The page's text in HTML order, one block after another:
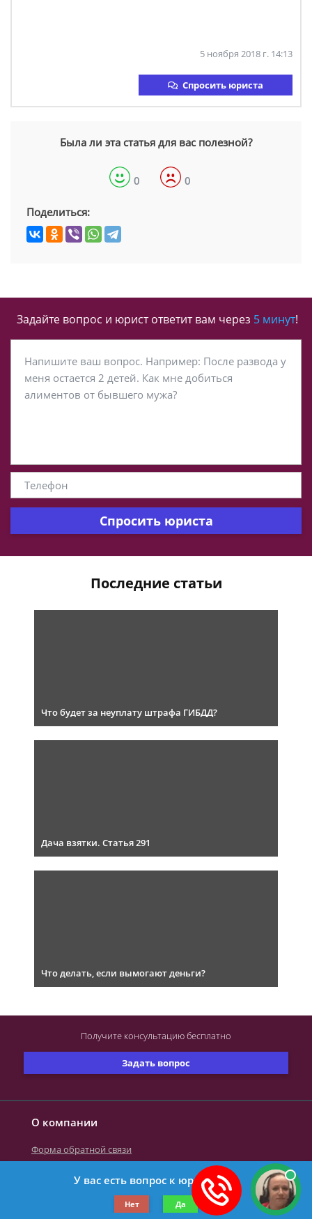
5 ноября 2018 г. 14:13
Спросить юриста
Была ли эта статья для вас полезной?
0 0
Поделиться:
Задайте вопрос и юрист ответит вам через 5 минут!
Спросить юриста
Последние статьи
Что будет за неуплату штрафа ГИБДД?
Дача взятки. Статья 291
Что делать, если вымогают деньги?
О компании
Форма обратной связи
©2019-2026 Все права защищены.
Задать вопрос
Получите консультациюбесплатно
У вас есть вопрос к юристу?
Нет Да